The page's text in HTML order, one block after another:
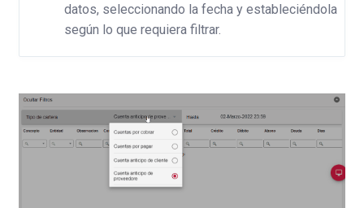
datos, seleccionando la fecha y estableciéndola
según lo que requiera filtrar.